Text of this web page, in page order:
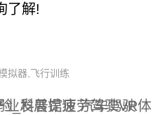
了解!
拟器,飞行训练
_科普馆疲劳驾驶VR体
业发展提速 汽车驾驶